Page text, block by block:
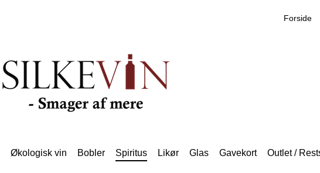
Forside
Økologisk vin Bobler Spiritus Likør Glas Gavekort Outlet /